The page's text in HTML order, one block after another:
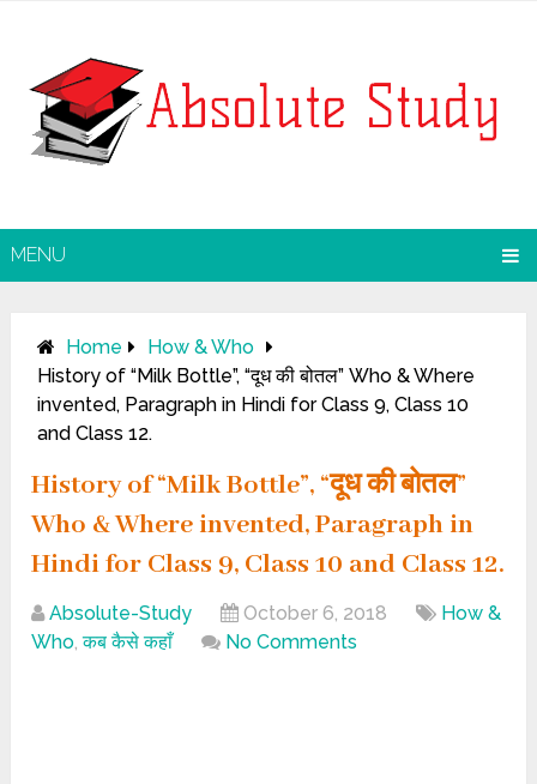
MENU
Home
How & Who
History of “Milk Bottle”, “दूध की बोतल” Who & Where
invented, Paragraph in Hindi for Class 9, Class 10
and Class 12.
History of “Milk Bottle”, “दूध की बोतल”
Who & Where invented, Paragraph in
Hindi for Class 9, Class 10 and Class 12.
Absolute-Study October 6, 2018
How &
Who,कब कैसे कहाँ No Comments